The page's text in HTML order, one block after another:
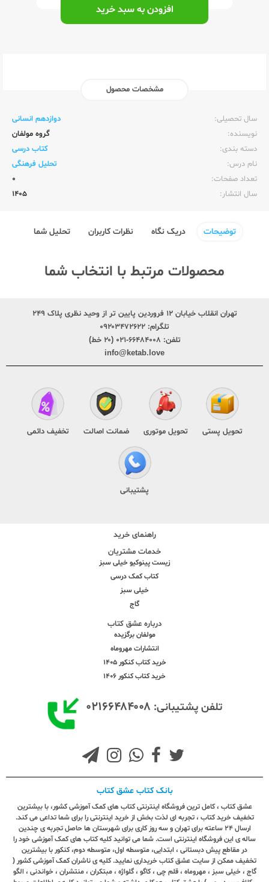
افزودن به سبد خرید
مشخصات محصول
سال تحصیلی:‌
دوازدهم انسانی
نویسنده:‌
گروه مولفان
دسته بندی:
کتاب درسی
نام درس:
تحلیل فرهنگی
تعداد صفحات:‌
0
سال انتشار:‌
1405
توضیحات دریک نگاه نظرات کاربران تحلیل شما
محصولات مرتبط با انتخاب شما
تهران انقلاب خیابان ۱۲ فروردین پایین تر از وحید نظری پلاک ۲۴۹
تلگرام: ۰۹۲۰۳۴۷۲۶۲۲
تلفن: ۶۶۴۸۴۰۰۸-۰۲۱ (۲۰ خط)
info@ketab.love
تحویل پستی تحویل موتوری ضمانت اصالت تخفیف دائمی
پشتیبانی
راهنمای خرید
خدمات مشتریان
زیست پینوکیو خیلی سبز
کتاب کمک درسی
خیلی سبز
گاج
درباره عشق کتاب
مولفان برگزیده
انتشارات مهروماه
خرید کتاب کنکور 1405
خرید کتاب کنکور 1406
تلفن پشتیبانی: ۰۲۱۶۶۴۸۴۰۰۸
بانک کتاب عشق کتاب
عشق کتاب ، کامل ترین فروشگاه اینترنتی کتاب های کمک آموزشی کشور، با بیشترین
تخفیف خرید کتاب ، تجربه ای لذت بخش از خرید اینترنتی را برای شما تداعی می کند.
ارسال ٢٤ ساعته برای تهران و سه روز کاری برای شهرستان ها حاصل تجربه ی چندین
ساله ی این فروشگاه اینترنتی است. شما می توانید کلیه کتاب های کمک آموزشی خود را
در مقاطع پیش دبستانی ، ابتدایی، متوسطه اول، متوسطه دوم، کنکور با بیشترین
تخفیف ممکن از سایت عشق کتاب خریداری نمایید. کلیه ی ناشران کمک آموزشی کشور (
گاج ، خیلی سبز ، مهروماه ، قلم چی ، کاگو ، گلواژه ، مبتکران ، منتشران ، خواندنی ، الگو